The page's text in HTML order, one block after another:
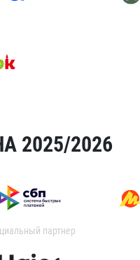
2025/2026
партнер